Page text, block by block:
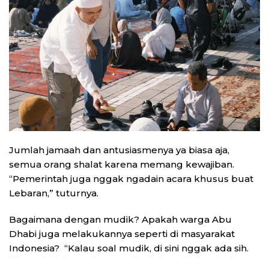
Jumlah jamaah dan antusiasmenya ya biasa aja,
semua orang shalat karena memang kewajiban.
“Pemerintah juga nggak ngadain acara khusus buat
Lebaran,” tuturnya.
Bagaimana dengan mudik? Apakah warga Abu
Dhabi juga melakukannya seperti di masyarakat
Indonesia? “Kalau soal mudik, di sini nggak ada sih.